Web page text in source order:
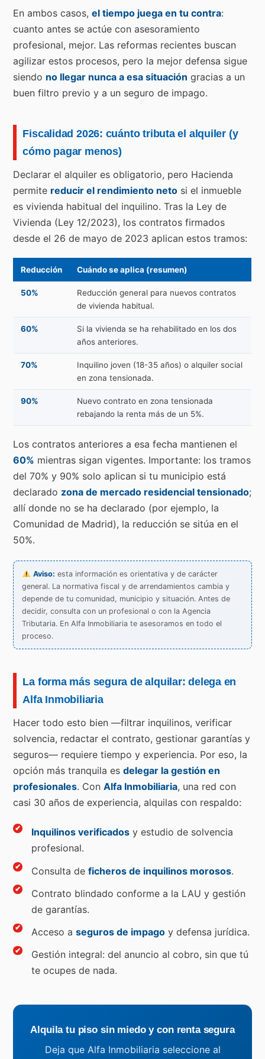
En ambos casos,el tiempo juega en tu contra:
cuanto antes se actúe con asesoramiento
profesional, mejor. Las reformas recientes buscan
agilizar estos procesos, pero la mejor defensa sigue
siendo no llegar nunca a esa situación gracias a un
buen filtro previo y a un seguro de impago.
Fiscalidad 2026: cuánto tributa el alquiler (y
cómo pagar menos)
Declarar el alquiler es obligatorio, pero Hacienda
permite reducir el rendimiento neto si el inmueble
es vivienda habitual del inquilino. Tras la Ley de
Vivienda (Ley 12/2023), los contratos firmados
desde el 26 de mayo de 2023 aplican estos tramos:
Reducción Cuándo se aplica (resumen)
50%
Reducción general para nuevos contratos
de vivienda habitual.
60%
Si la vivienda se ha rehabilitado en los dos
años anteriores.
70%
Inquilino joven (18-35 años) o alquiler social
en zona tensionada.
90%
Nuevo contrato en zona tensionada
rebajando la renta más de un 5%.
Los contratos anteriores a esa fecha mantienen el
60% mientras sigan vigentes. Importante: los tramos
del 70% y 90% solo aplican si tu municipio está
declarado zona de mercado residencial tensionado;
allí donde no se ha declarado (por ejemplo, la
Comunidad de Madrid), la reducción se sitúa en el
50%.
Aviso: esta información es orientativa y de carácter
general. La normativa fiscal y de arrendamientos cambia y
depende de tu comunidad, municipio y situación. Antes de
decidir, consulta con un profesional o con la Agencia
Tributaria. En Alfa Inmobiliaria te asesoramos en todo el
proceso.
La forma más segura de alquilar: delega en
Alfa Inmobiliaria
Hacer todo esto bien —filtrar inquilinos, verificar
solvencia, redactar el contrato, gestionar garantías y
seguros— requiere tiempo y experiencia. Por eso, la
opción más tranquila esdelegar la gestión en
profesionales. ConAlfa Inmobiliaria, una red con
casi 30 años de experiencia, alquilas con respaldo:
Inquilinos verificadosy estudio de solvencia
profesional.
Consulta de ficheros de inquilinos morosos.
Contrato blindado conforme a la LAU y gestión
de garantías.
Acceso a seguros de impagoy defensa jurídica.
Gestión integral: del anuncio al cobro, sin que tú
te ocupes de nada.
Alquila tu piso sin miedo y con renta segura
Deja que Alfa Inmobiliaria seleccione al